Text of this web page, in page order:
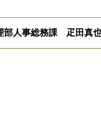
部人事総務課 疋田真